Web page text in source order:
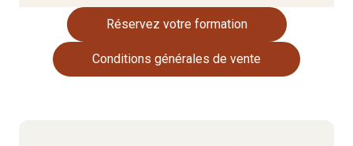
Réservez votre formation
Conditions générales de vente